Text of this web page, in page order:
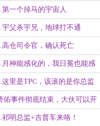
第一个掉马的宇宙人
宇父杀宇兄，地球打不通
高仓司令官，确认死亡
）
月神能感化的，我日冕也能感
这里是TPC，该滚的是你总监
佑事件彻底结束，大伙可以开
祁明总监+吉普车来咯！